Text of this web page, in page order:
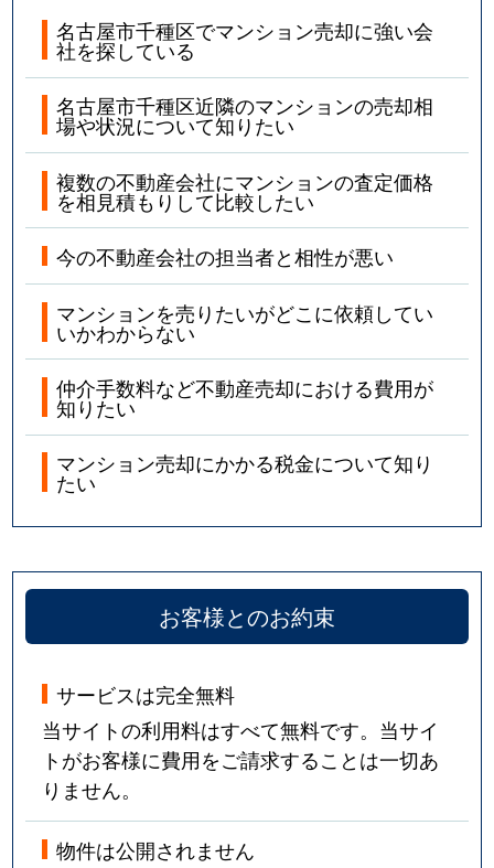
名古屋市千種区でマンション売却に強い会
社を探している
名古屋市千種区近隣のマンションの売却相
場や状況について知りたい
複数の不動産会社にマンションの査定価格
を相見積もりして比較したい
今の不動産会社の担当者と相性が悪い
マンションを売りたいがどこに依頼してい
いかわからない
仲介手数料など不動産売却における費用が
知りたい
マンション売却にかかる税金について知り
たい
お客様とのお約束
サービスは完全無料
当サイトの利用料はすべて無料です。当サイ
トがお客様に費用をご請求することは一切あ
りません。
物件は公開されません